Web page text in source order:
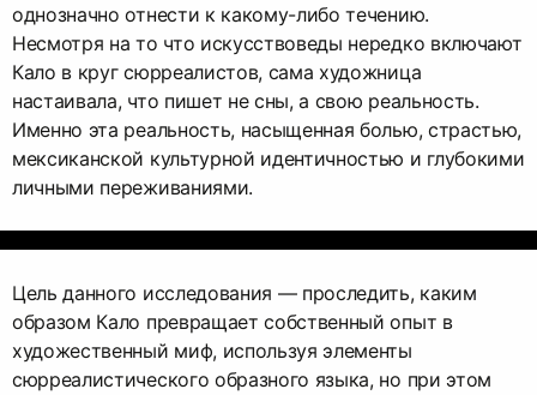
однозначно отнести к какому-либо течению.
Несмотря на то что искусствоведы нередко включают
Кало в круг сюрреалистов, сама художница
настаивала, что пишет не сны, а свою реальность.
Именно эта реальность, насыщенная болью, страстью,
мексиканской культурной идентичностью и глубокими
личными переживаниями.
Цель данного исследования — проследить, каким
образом Кало превращает собственный опыт в
художественный миф, используя элементы
сюрреалистического образного языка, но при этом